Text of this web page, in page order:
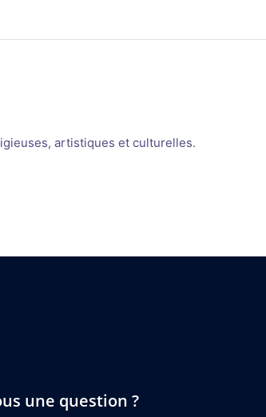
artistiques et culturelles.
une question ?